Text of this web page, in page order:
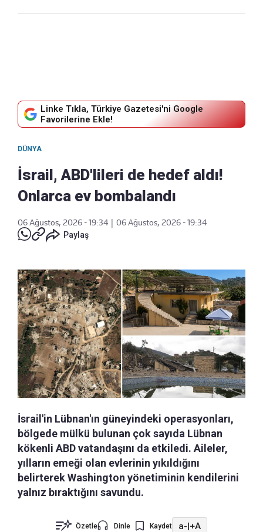
Linke Tıkla, Türkiye Gazetesi'ni Google
Favorilerine Ekle!
DÜNYA
İsrail, ABD'lileri de hedef aldı!
Onlarca ev bombalandı
06 Ağustos, 2026 - 19:34
06 Ağustos, 2026 - 19:34
Paylaş
İsrail'in Lübnan'ın güneyindeki operasyonları,
bölgede mülkü bulunan çok sayıda Lübnan
kökenli ABD vatandaşını da etkiledi. Aileler,
yılların emeği olan evlerinin yıkıldığını
belirterek Washington yönetiminin kendilerini
yalnız bıraktığını savundu.
Özetle Dinle Kaydet a-|+A